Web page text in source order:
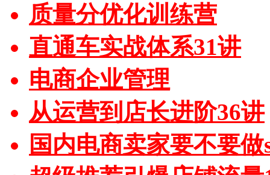
质量分优化训练营
直通车实战体系31讲
电商企业管理
从运营到店长进阶36讲
国内电商卖家要不要做